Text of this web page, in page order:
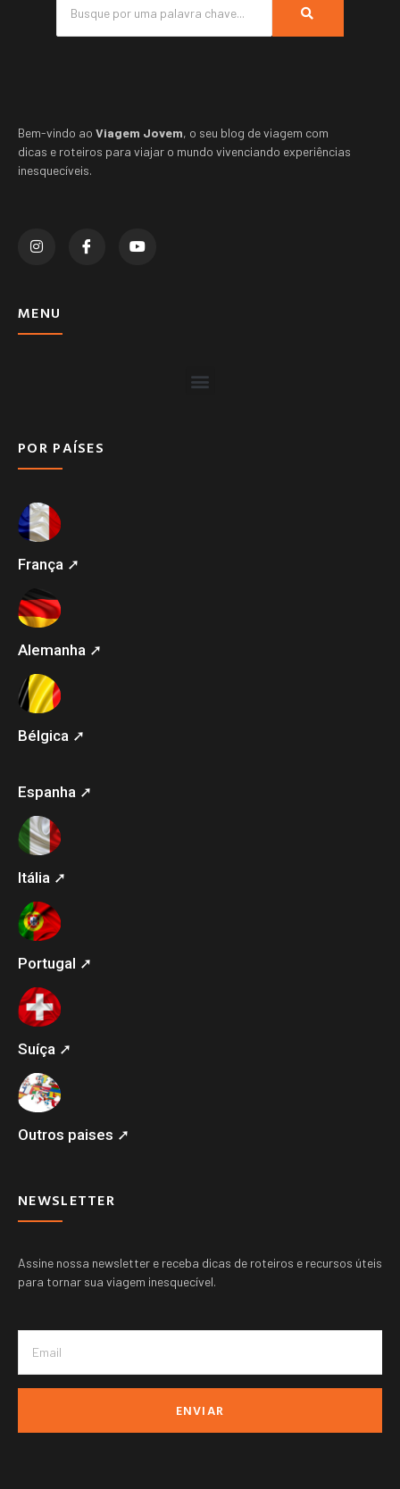
Bem-vindo ao Viagem Jovem, o seu blog de viagem com
dicas e roteiros para viajar o mundo vivenciando experiências
inesquecíveis.
MENU
POR PAÍSES
França ➚
Alemanha ➚
Bélgica ➚
Espanha ➚
Itália ➚
Portugal ➚
Suíça ➚
Outros paises ➚
NEWSLETTER
Assine nossa newsletter e receba dicas de roteiros e recursos úteis
para tornar sua viagem inesquecível.
ENVIAR